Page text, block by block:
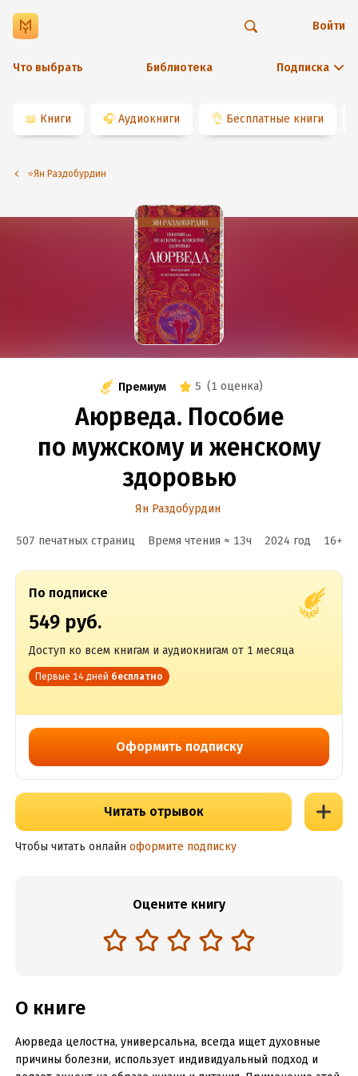
Что выбрать Библиотека Подписка
Войти
📖 Книги 🎧 Аудиокниги 👌 Бесплатные книги
⭐️Ян Раздобурдин
Премиум 5 (1 оценка)
Аюрведа. Пособие
по мужскому и женскому
здоровью
Ян Раздобурдин
507 печатных страниц Время чтения ≈ 13ч 2024 год 16+
По подписке
549 руб.
Доступ ко всем книгам и аудиокнигам от 1 месяца
Первые 14 дней бесплатно
Оформить подписку
Читать отрывок
Чтобы читать онлайн оформите подписку
Оцените книгу
О книге
Аюрведа целостна, универсальна, всегда ищет духовные
причины болезни, использует индивидуальный подход и